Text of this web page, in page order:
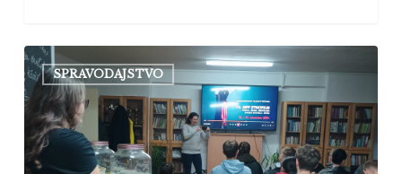
Medzinárodný
filmový
festival
navštívil
aj
SPRAVODAJSTVO